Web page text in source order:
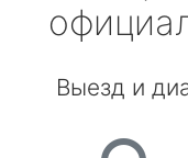
Выезд и